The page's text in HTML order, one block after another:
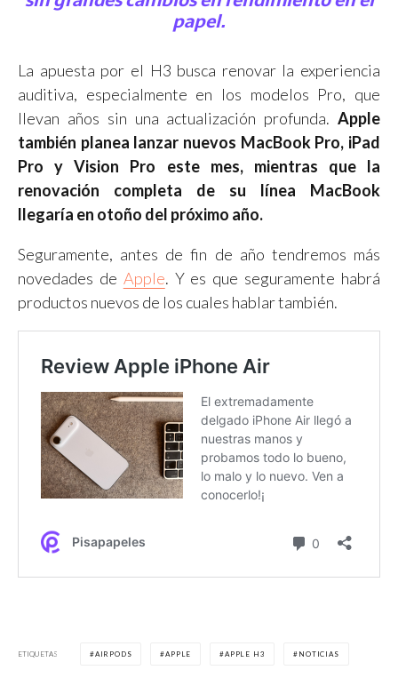
papel.
La apuesta por el H3 busca renovar la experiencia
auditiva, especialmente en los modelos Pro, que
llevan años sin una actualización profunda. Apple
también planea lanzar nuevos MacBook Pro, iPad
Pro y Vision Pro este mes, mientras que la
renovación completa de su línea MacBook
llegaría en otoño del próximo año.
Seguramente, antes de fin de año tendremos más
novedades de Apple. Y es que seguramente habrá
productos nuevos de los cuales hablar también.
ETIQUETAS AIRPODS APPLE APPLE H3 NOTICIAS